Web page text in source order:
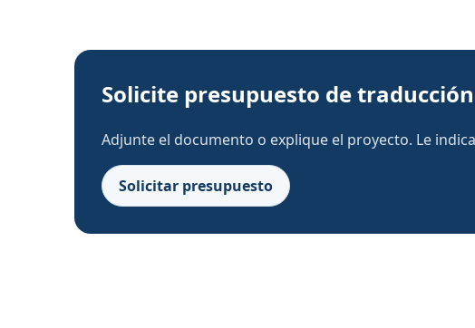
Solicite presupuesto de traducción
Adjunte el documento o explique el proyecto. Le
Solicitar presupuesto